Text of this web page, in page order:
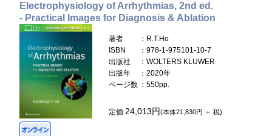
Electrophysiology of Arrhythmias, 2nd ed.
- Practical Images for Diagnosis & Ablation
著者
：R.T.Ho
ISBN
：978-1-975101-10-7
出版社
：WOLTERS KLUWER
出版年
：2020年
ページ数 ：550pp.
定価24,013円(本体21,830円 ＋ 税)